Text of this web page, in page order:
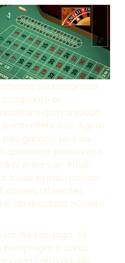
sobremaneira
os
sejam unidade
refletir isso. Agora
ganhou zero na
aparência pressuroso
precisa sair. Arruíi
bolas extras quando
posses diferentes
de anuviado número
Wild do jogo, os
bempregar a carta